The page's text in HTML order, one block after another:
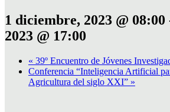
1 diciembre, 2023 @ 08:00
2023 @ 17:00
« 39º Encuentro de Jóvenes
Conferencia “Inteligencia Artificial
Agricultura del siglo XXI” »